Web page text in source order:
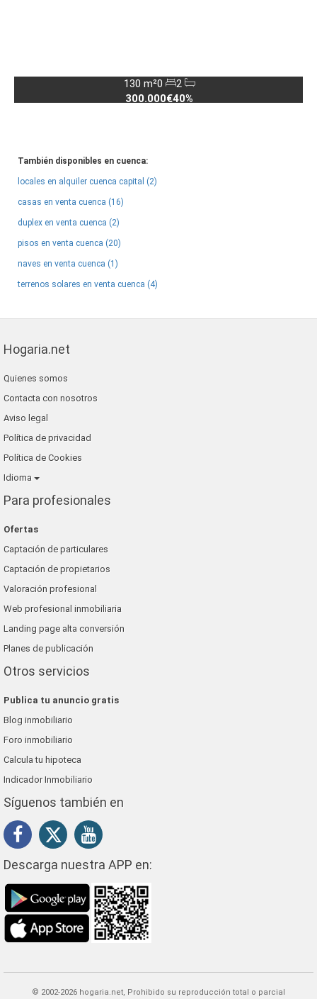
130 m²0
2
300.000€40%
También disponibles en cuenca:
locales en alquiler cuenca capital (2)
casas en venta cuenca (16)
duplex en venta cuenca (2)
pisos en venta cuenca (20)
naves en venta cuenca (1)
terrenos solares en venta cuenca (4)
Hogaria.net
Quienes somos
Contacta con nosotros
Aviso legal
Política de privacidad
Política de Cookies
Idioma
Para profesionales
Ofertas
Captación de particulares
Captación de propietarios
Valoración profesional
Web profesional inmobiliaria
Landing page alta conversión
Planes de publicación
Otros servicios
Publica tu anuncio gratis
Blog inmobiliario
Foro inmobiliario
Calcula tu hipoteca
Indicador Inmobiliario
Síguenos también en
Descarga nuestra APP en:
© 2002-2026 hogaria.net, Prohibido su reproducción total o parcial